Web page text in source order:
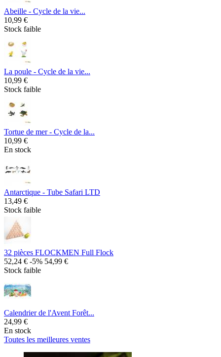
Abeille - Cycle de la vie...
10,99 €
Stock faible
La poule - Cycle de la vie...
10,99 €
Stock faible
Tortue de mer - Cycle de la...
10,99 €
En stock
Antarctique - Tube Safari LTD
13,49 €
Stock faible
32 pièces FLOCKMEN Full Flock
52,24 € -5% 54,99 €
Stock faible
Calendrier de l'Avent Forêt...
24,99 €
En stock
Toutes les meilleures ventes